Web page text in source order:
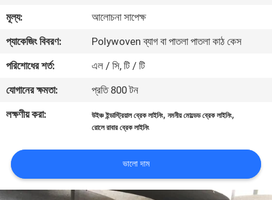
মান
নিয়ন্ত্রণ
যোগাযোগ
করুন
উদ্ধৃতির
জন্য
আবেদন
মূল্য:
আলোচনা সাপেক্ষ
প্যাকেজিং বিবরণ:
Polywoven ব্যাগ বা পাতলা পাতলা কাঠ কেস
পরিশোধের শর্ত:
এল / সি, টি / টি
যোগানের ক্ষমতা:
প্রতি 800 টন
লক্ষণীয় করা:
উইঞ্চ ইন্ডাস্ট্রিয়াল ব্রেক লাইনিং,নমনীয় মোল্ডেড ব্রেক লাইনিং,
রোলে রাবার ব্রেক লাইনিং
ভালো দাম